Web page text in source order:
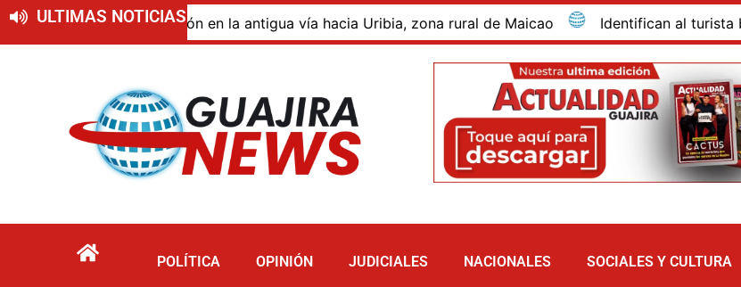
ULTIMAS NOTICIAS
de descomposición en la antigua vía hacia Uribia, zona rural de Maicao Identifican al turista
POLÍTICA OPINIÓN JUDICIALES NACIONALES SOCIALES Y CULTURA